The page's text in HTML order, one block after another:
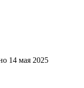
14 мая 2025